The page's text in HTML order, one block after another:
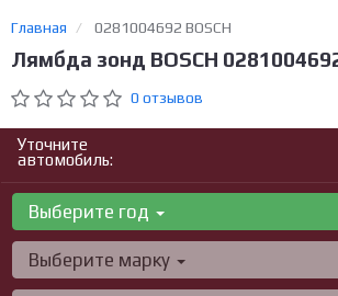
Главная 0281004692 BOSCH
Лямбда зонд BOSCH
0 отзывов
Уточните
автомобиль:
Выберите год
Выберите марку